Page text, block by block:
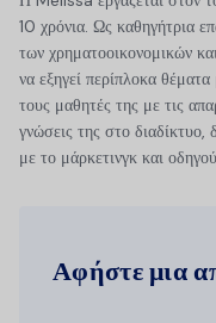
10 χρόνια. Ως καθηγήτρια
των χρηματοοικονομικών
να εξηγεί περίπλοκα
τους μαθητές της με τις
γνώσεις της στο διαδίκτυο,
με το μάρκετινγκ και
Αφήστε μια